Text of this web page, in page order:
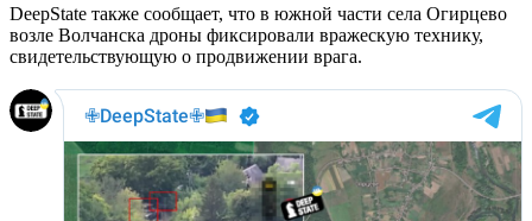
DeepState также сообщает, что в южной части села Огирцево
возле Волчанска дроны фиксировали вражескую технику,
свидетельствующую о продвижении врага.